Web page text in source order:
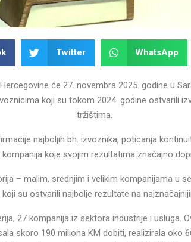
Twitter WhatsApp
će 27. novembra 2025. godine u
koji su tokom 2024. godine ostvarili
tržištima.
najboljih bh. izvoznika, poticanja
koje svojim rezultatima značajno
– malim, srednjim i velikim kompanijama u
su ostvarili najbolje rezultate na
27 kompanija iz sektora industrije i usluga.
skoro 190 miliona KM dobiti, realizirala oko